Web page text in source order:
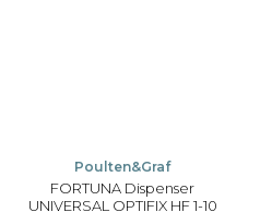
Poulten&Graf
FORTUNA Dispenser
UNIVERSAL OPTIFIX HF 1-10